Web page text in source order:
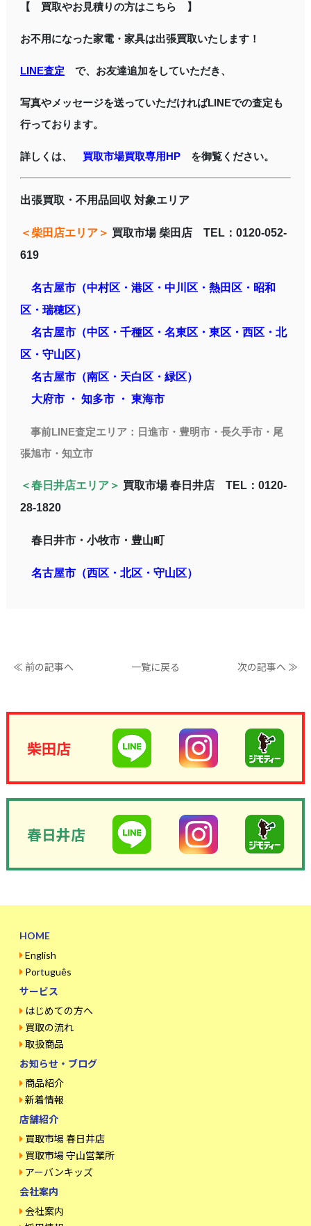
【 買取やお見積りの方はこちら 】
お不用になった家電・家具は出張買取いたします！
LINE査定 で、お友達追加をしていただき、
写真やメッセージを送っていただければLINEでの査定も
行っております。
詳しくは、 買取市場買取専用HPを御覧ください。
出張買取・不用品回収 対象エリア
＜柴田店エリア＞ 買取市場 柴田店 TEL：0120-052-
619
名古屋市（中村区・港区・中川区・熱田区・昭和
区・瑞穂区）
名古屋市（中区・千種区・名東区・東区・西区・北
区・守山区）
名古屋市（南区・天白区・緑区）
大府市 ・ 知多市 ・ 東海市
事前LINE査定エリア： 日進市・豊明市・長久手市・尾
張旭市・知立市
＜春日井店エリア＞ 買取市場 春日井店 TEL：0120-
28-1820
春日井市・小牧市・豊山町
名古屋市（西区・北区・守山区）
≪ 前の記事へ 一覧に戻る 次の記事へ ≫
柴田店
春日井店
HOME
English
Português
サービス
はじめての方へ
買取の流れ
取扱商品
お知らせ・ブログ
商品紹介
新着情報
店舗紹介
買取市場 春日井店
買取市場 守山営業所
アーバンキッズ
会社案内
会社案内